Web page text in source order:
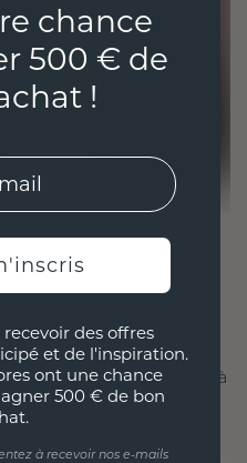
de design est de
étant conçue pour
Elle devient votre
chéris, destinée à
toujours.
chance
500 € de
!
des offres
et de l'inspiration.
ont une chance
500 € de bon
à recevoir nos e-mails